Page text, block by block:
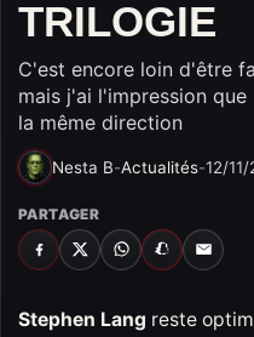
TRILOGIE
C'est encore loin d'être
mais j'ai l'impression
la même direction
Nesta B-Actualités-12/
PARTAGER
FACEBOOK
X WHATSAPP
SNAPCHAT
EMAIL
Stephen Lang reste